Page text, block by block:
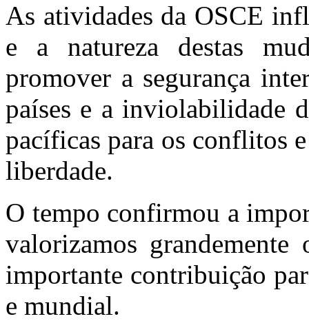
As atividades da OSCE
e a natureza destas
promover a segurança
países e a inviolabilidade
pacíficas para os conflitos
liberdade.
O tempo confirmou a
valorizamos
importante contribuição
e mundial.